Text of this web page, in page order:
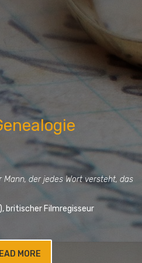
der jedes Wort versteht, das
britischer Filmregisseur
MORE